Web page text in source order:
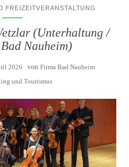
FREIZEITVERANSTALTUNG
(Unterhaltung /
Nauheim)
2026 von Firma Bad Nauheim
und Tourismus